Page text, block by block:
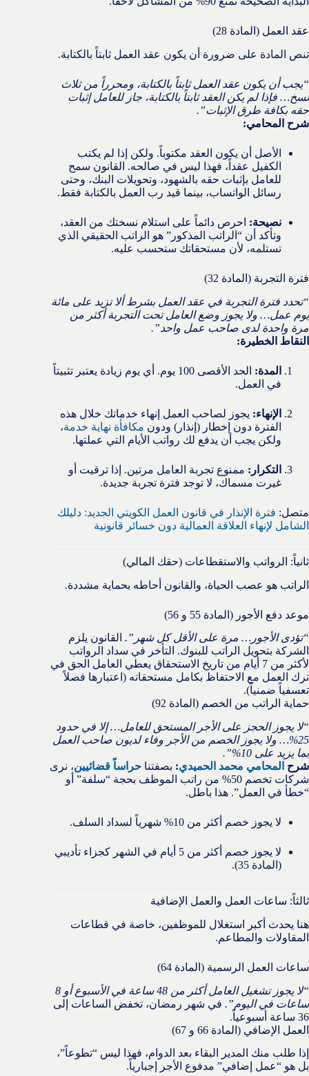
عقد العمل (المادة 28)
تنص المادة على ضرورة أن يكون عقد العمل ثابتاً بالكتابة.
“يجب أن يكون عقد العمل ثابتاً بالكتابة، ومحرراً من ثلاث
نسخ… فإذا لم يكن العقد ثابتاً بالكتابة، جاز للعامل إثبات
حقه بكافة طرق الإثبات”.
شرح المحامي:
الأصل أن يكون العقد مكتوباً. ولكن إذا لم يكتب
الكفيل عقداً، فهذا ليس في صالحه. القانون سمح
للعامل بإثبات حقه بالشهود، وتحويلات البنك، وحتى
رسائل الواتساب، بينما قيد رب العمل بالكتابة فقط.
نصيحة: احرص دائماً على استلام نسختك من العقد،
وتأكد أن “الراتب المذكور” هو الراتب الحقيقي الذي
تستلمه، لأن مستحقاتك ستحسب عليه.
فترة التجربة (المادة 32)
“تحدد فترة التجربة في عقد العمل بشرط ألا تزيد على مائة
يوم عمل… ولا يجوز وضع العامل تحت التجربة أكثر من
مرة واحدة لدى صاحب عمل واحد”.
النقاط الخطيرة:
المدة:
الحد الأقصى 100 يوم. أي يوم زيادة يعتبر تثبيتاً
في العمل.
الإنهاء: يجوز لصاحب العمل إنهاء خدماتك خلال هذه
الفترة دون إخطار (إنذار) ودون مكافأة نهاية خدمة،
ولكن يجب أن يدفع لك رواتب الأيام التي عملتها.
التكرار: ممنوع تجربة العامل مرتين. إذا ترقيت أو
غيرت مسماك، لا توجد فترة تجربة جديدة.
متصل: فترة الإنذار في قانون العمل الكويتي الجديد: دليلك
الشامل لإنهاء العلاقة العمالية دون خسائر قانونية
ثانياً: الرواتب والاستقطاعات (حقك المالي)
الراتب هو عصب الحياة، والقانون أحاطه بحماية مشددة.
موعد دفع الأجور (المادة 55 و 56)
“تؤدى الأجور… مرة على الأقل كل شهر”. القانون يلزم
الشركة بتحويل الراتب للبنوك. التأخر في سداد الرواتب
لأكثر من 7 أيام من تاريخ الاستحقاق يعطي العامل الحق في
ترك العمل مع الاحتفاظ بكامل مستحقاته (اعتبارها فصلاً
تعسفياً ضمنياً).
حماية الراتب من الخصم (المادة 92)
“لا يجوز الحجز على الأجر المستحق للعامل… إلا في حدود
25%… ولا يجوز الخصم من الأجر وفاء لديون صاحب العمل
بما يزيد على 10%”.
شرح المحامي محمد الحميدي: بصفتنا حراساً قضائيين، نرى
شركات تخصم 50% من راتب الموظف بحجة “سلفة” أو
“خطأ في العمل”. هذا باطل.
لا يجوز خصم أكثر من 10% شهرياً لسداد السلف.
لا يجوز خصم أكثر من 5 أيام في الشهر كجزاء تأديبي
(المادة 35).
ثالثاً: ساعات العمل والعمل الإضافية
هنا يحدث أكبر استغلال للموظفين، خاصة في قطاعات
المقاولات والمطاعم.
ساعات العمل الرسمية (المادة 64)
“لا يجوز تشغيل العامل أكثر من 48 ساعة في الأسبوع أو 8
ساعات في اليوم”. في شهر رمضان، تخفض الساعات إلى
36 ساعة أسبوعياً.
العمل الإضافي (المادة 66 و 67)
إذا طلب منك المدير البقاء بعد الدوام، فهذا ليس “تطوعاً”،
بل هو “عمل إضافي” مدفوع الأجر إجبارياً.